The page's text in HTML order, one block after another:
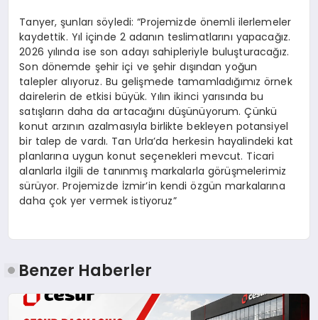
Tanyer, şunları söyledi: “Projemizde önemli ilerlemeler
kaydettik. Yıl içinde 2 adanın teslimatlarını yapacağız.
2026 yılında ise son adayı sahipleriyle buluşturacağız.
Son dönemde şehir içi ve şehir dışından yoğun
talepler alıyoruz. Bu gelişmede tamamladığımız örnek
dairelerin de etkisi büyük. Yılın ikinci yarısında bu
satışların daha da artacağını düşünüyorum. Çünkü
konut arzının azalmasıyla birlikte bekleyen potansiyel
bir talep de vardı. Tan Urla’da herkesin hayalindeki kat
planlarına uygun konut seçenekleri mevcut. Ticari
alanlarla ilgili de tanınmış markalarla görüşmelerimiz
sürüyor. Projemizde İzmir’in kendi özgün markalarına
daha çok yer vermek istiyoruz”
Benzer Haberler